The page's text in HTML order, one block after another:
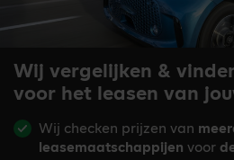
Wij vergelijken &
voor het leasen van
Wij checken prijzen van
leasemaatschappijen voor